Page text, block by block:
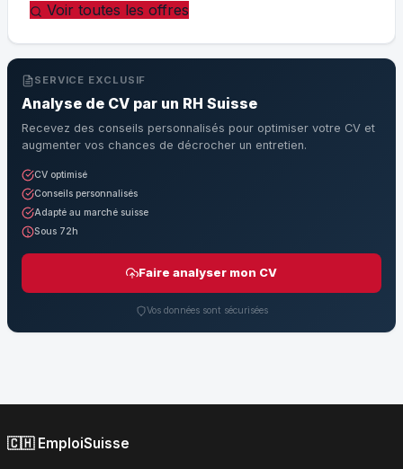
Voir toutes les offres
SERVICE EXCLUSIF
Analyse de CV par un RH Suisse
Recevez des conseils personnalisés pour optimiser votre CV et
augmenter vos chances de décrocher un entretien.
CV optimisé
Conseils personnalisés
Adapté au marché suisse
Sous 72h
Faire analyser mon CV
Vos données sont sécurisées
🇨🇭 EmploiSuisse